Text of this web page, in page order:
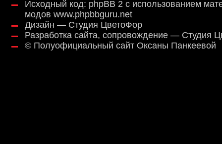
Исходный код: phpBB 2 с использованием
модов www.phpbbguru.net
Дизайн — Студия ЦветоФор
Разработка сайта, сопровождение — Студия
© Полуофициальный сайт Оксаны Панкеевой